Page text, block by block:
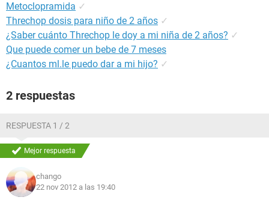
Metoclopramida ✓
Threchop dosis para niño de 2 años ✓
¿Saber cuánto Threchop le doy a mi niña de 2 años? ✓
Que puede comer un bebe de 7 meses
¿Cuantos ml.le puedo dar a mi hijo? ✓
2 respuestas
RESPUESTA 1 / 2
Mejor respuesta
chango
22 nov 2012 a las 19:40